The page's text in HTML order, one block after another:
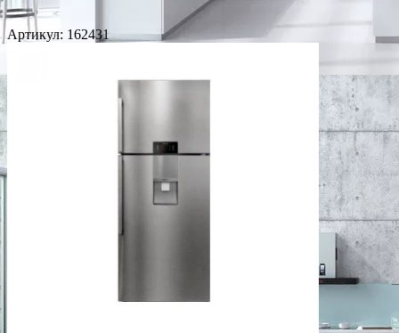
Артикул: 162431